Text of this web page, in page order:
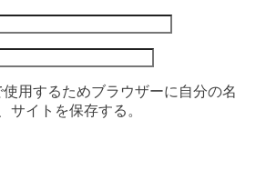
用するためブラウザーに自分の名
サイトを保存する。